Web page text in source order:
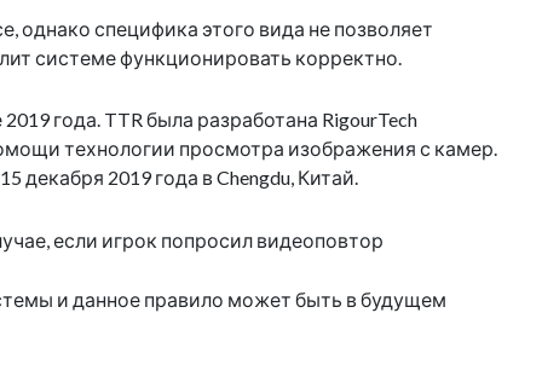
однако специфика этого вида не позволяет
системе функционировать корректно.
года. TTR была разработана RigourTech
технологии просмотра изображения с камер.
2019 года в Chengdu, Китай.
если игрок попросил видеоповтор
и данное правило может быть в будущем